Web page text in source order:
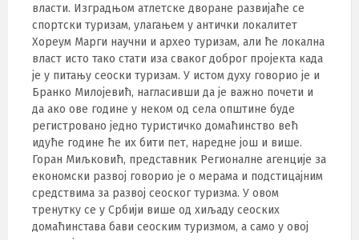
власти. Изградњом атлетске дворане развијаће се
спортски туризам, улагањем у антички локалитет
Хореум Марги научни и архео туризам, али ће локална
власт исто тако стати иза сваког доброг пројекта када
је у питању сеоски туризам. У истом духу говорио је и
Бранко Милојевић, нагласивши да је важно почети и
да ако ове године у неком од села општине буде
регистровано једно туристичко домаћинство већ
идуће године ће их бити пет, наредне још и више.
Горан Миљковић, представник Регионалне агенције за
економски развој говорио је о мерама и подстицајним
средствима за развој сеоског туризма. У овом
тренутку се у Србији више од хиљаду сеоских
домаћинстава бави сеоским туризмом, а само у овој